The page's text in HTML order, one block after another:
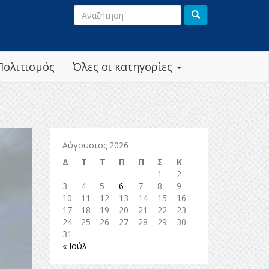
Όλες οι κατηγορίες
Αύγουστος 2026
Δ
Τ Τ Π Π Σ
Κ
1
2
3
4 5 6 7 8
9
10
11 12 13 14 15
16
17
18 19 20 21 22
23
24
25 26 27 28 29
30
31
« Ιούλ